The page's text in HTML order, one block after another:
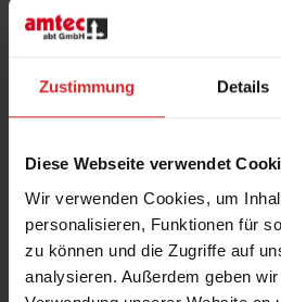
Zustimmung Details
Diese Webseite verwendet
Wir verwenden Cookies, um
personalisieren, Funktionen für
zu können und die Zugriffe auf
analysieren. Außerdem geben
Haben Sie
0 27 54 -